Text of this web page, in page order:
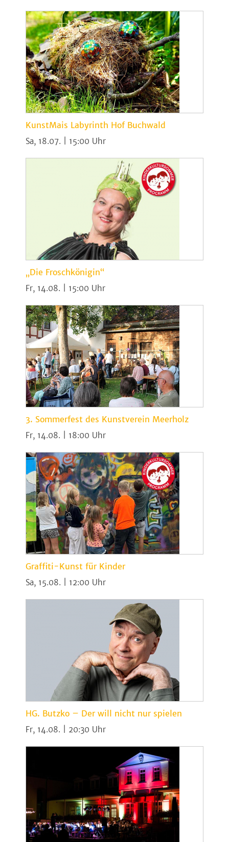
KunstMais Labyrinth Hof Buchwald
Sa, 18.07. | 15:00
„Die Froschkönigin“
Fr, 14.08. | 15:00
3. Sommerfest des Kunstverein Meerholz
Fr, 14.08. | 18:00
Graffiti-Kunst für Kinder
Sa, 15.08. | 12:00
HG. Butzko – Der will nicht nur spielen
Fr, 14.08. | 20:30